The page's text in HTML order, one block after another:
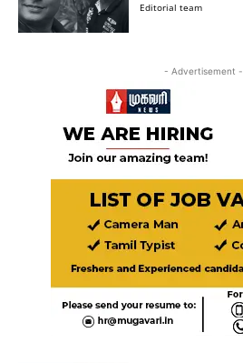
Editorial team
- Advertisement -